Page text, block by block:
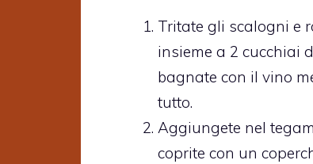
Tritate gli scalogni e
insieme a 2 cucchiai
bagnate con il vino
tutto.
Aggiungete nel
coprite con un